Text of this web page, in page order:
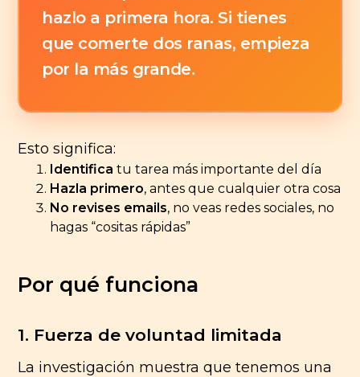
hazlo a primera hora. Si tienes
que comerte dos ranas, empieza
por la más grande.
Esto significa:
Identifica tu tarea más importante del día
Hazla primero, antes que cualquier otra cosa
No revises emails, no veas redes sociales, no
hagas “cositas rápidas”
Por qué funciona
1. Fuerza de voluntad limitada
La investigación muestra que tenemos una